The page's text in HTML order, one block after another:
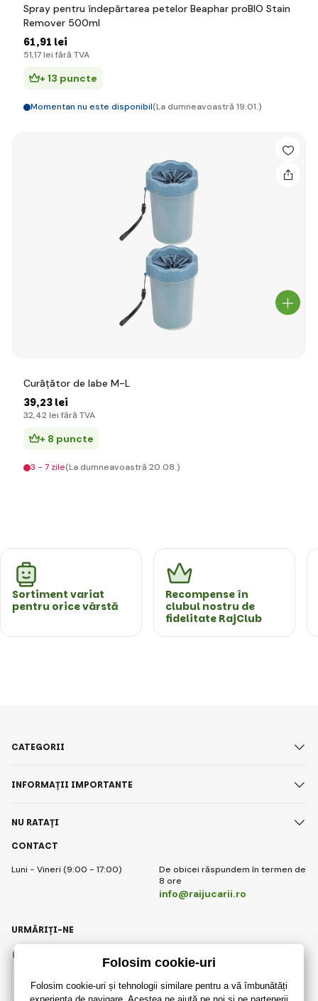
Spray pentru îndepărtarea petelor Beaphar proBIO Stain
Remover 500ml
61,91 lei
51,17 lei fără TVA
+ 13 puncte
Momentan nu este disponibil(La dumneavoastră 19.01.)
Curățător de labe M-L
39,23 lei
32,42 lei fără TVA
+ 8 puncte
3 - 7 zile(La dumneavoastră 20.08.)
Sortiment variat
pentru orice vârstă
Recompense în
clubul nostru de
fidelitate RajClub
CONTACT
Luni - Vineri (9:00 - 17:00)
De obicei răspundem în termen de
8 ore
info@raijucarii.ro
CATEGORII
INFORMAȚII IMPORTANTE
NU RATAȚI
Romanian
URMĂRIȚI-NE
Instagram